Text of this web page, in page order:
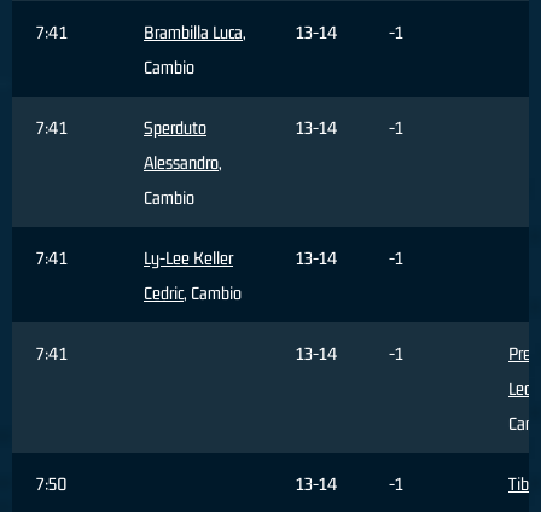
7:41 Brambilla Luca,
Cambio
13-14 -1
7:41
Sperduto
Alessandro,
Cambio
13-14 -1
7:41
Ly-Lee Keller
Cedric, Cambio
13-14 -1
7:41 13-14 -1
7:50 13-14 -1